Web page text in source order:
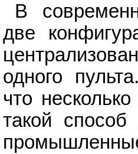
В
две
одного
что
такой способ